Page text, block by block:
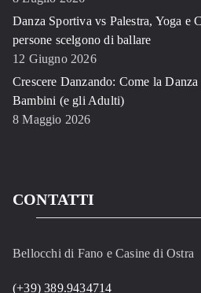
Danza Sportiva vs Palestra, Yoga e
persone scelgono di ballare
12 Giugno 2026
Crescere Danzando: Come la
Bambini (e gli Adulti)
8 Maggio 2026
CONTATTI
Bellocchi di Fano e Casine di Ostra
(+39) 389.9434714